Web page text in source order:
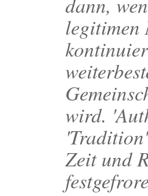
legitimen
wird.
Zeit und